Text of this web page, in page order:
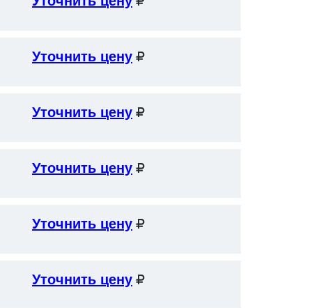
Уточнить цену
Уточнить цену
Уточнить цену
Уточнить цену
Уточнить цену